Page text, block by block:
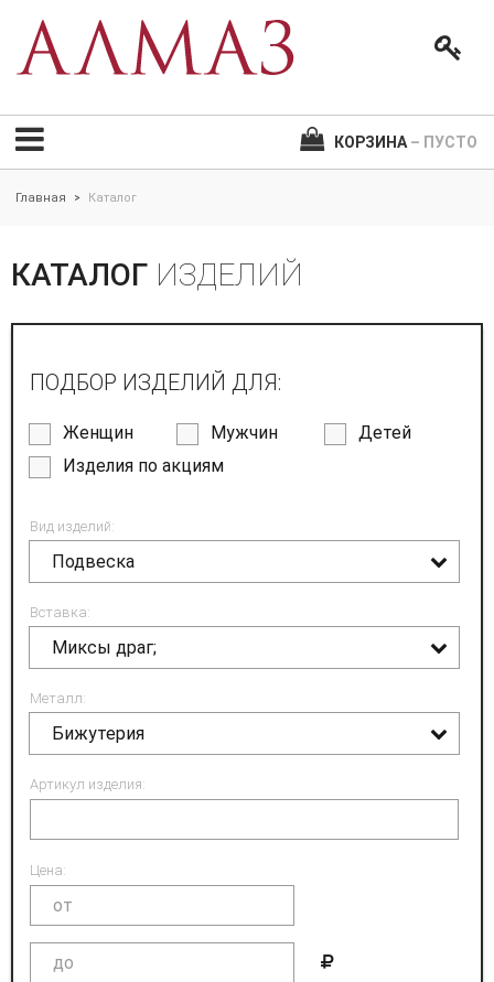
КОРЗИНА – ПУСТО
Главная > Каталог
КАТАЛОГ ИЗДЕЛИЙ
ПОДБОР ИЗДЕЛИЙ ДЛЯ:
Женщин Мужчин
Детей
Изделия по акциям
Вид изделий:
Подвеска
Вставка:
Миксы драг;
Металл:
Бижутерия
Артикул изделия:
Цена: